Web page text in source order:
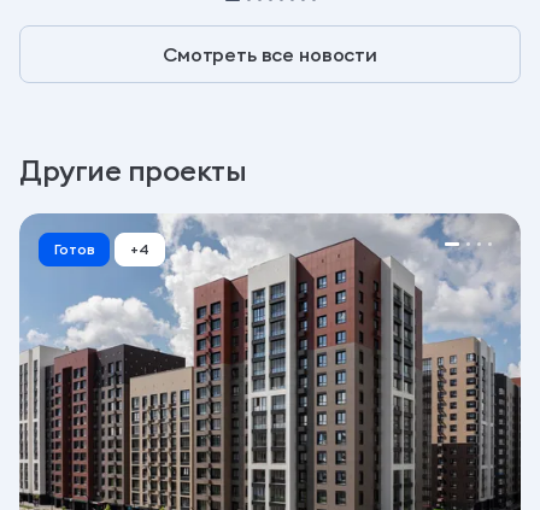
Смотреть все новости
Другие проекты
Готов +4